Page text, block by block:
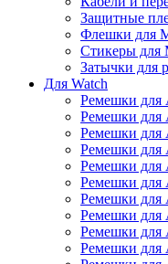
Защитные
Флешки для
Стикеры для
Затычки для
Для Watch
Ремешки для
Ремешки для
Ремешки для
Ремешки для
Ремешки для
Ремешки для
Ремешки для
Ремешки для
Ремешки для
Ремешки для